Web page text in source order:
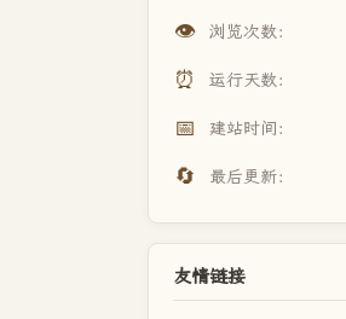
👁️ 浏览次数：
⏰ 运行天数：
📅 建站时间：
🔄 最后更新：
友情链接